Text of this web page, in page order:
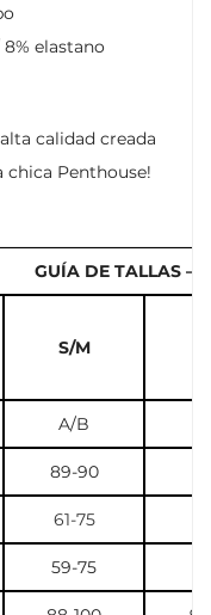
elastano
calidad creada
chica Penthouse!
GUÍA DE TALLAS –
S/M
A/B
89-90
61-75
59-75